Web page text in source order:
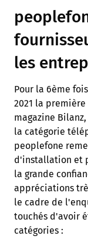
les
Pour la 6ème
2021 la
magazine
la catégorie
peoplefone
d'installation et
la grande
appréciations
le cadre de
touchés d'avoir
catégories :